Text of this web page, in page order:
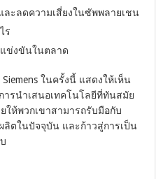
ะลดความเสี่ยงในซัพพลายเชน
ร
แข่งขันในตลาด
ในครั้งนี้ แสดงให้เห็น
รนำเสนอเทคโนโลยีที่ทันสมัย
ให้พวกเขาสามารถรับมือกับ
ลิตในปัจจุบัน และก้าวสู่การเป็น